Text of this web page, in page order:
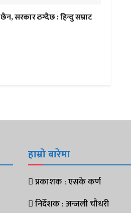
सरकार ठग्दैछ : हिन्दु सम्राट
हाम्रो बारेमा
प्रकाशक : एसके कर्ण
निर्देशक : अन्जली चौधरी